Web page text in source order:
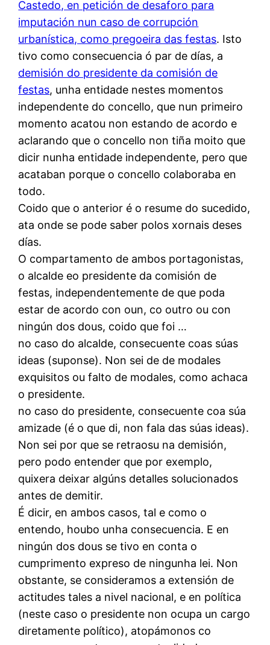
Castedo, en petición de desaforo para
imputación nun caso de corrupción
urbanística, como pregoeira das festas. Isto
tivo como consecuencia ó par de días, a
demisión do presidente da comisión de
festas, unha entidade nestes momentos
independente do concello, que nun primeiro
momento acatou non estando de acordo e
aclarando que o concello non tiña moito que
dicir nunha entidade independente, pero que
acataban porque o concello colaboraba en
todo.
Coido que o anterior é o resume do sucedido,
ata onde se pode saber polos xornais deses
días.
O compartamento de ambos portagonistas,
o alcalde eo presidente da comisión de
festas, independentemente de que poda
estar de acordo con oun, co outro ou con
ningún dos dous, coido que foi …
no caso do alcalde, consecuente coas súas
ideas (suponse). Non sei de de modales
exquisitos ou falto de modales, como achaca
o presidente.
no caso do presidente, consecuente coa súa
amizade (é o que di, non fala das súas ideas).
Non sei por que se retraosu na demisión,
pero podo entender que por exemplo,
quixera deixar algúns detalles solucionados
antes de demitir.
É dicir, en ambos casos, tal e como o
entendo, houbo unha consecuencia. E en
ningún dos dous se tivo en conta o
cumprimento expreso de ningunha lei. Non
obstante, se consideramos a extensión de
actitudes tales a nivel nacional, e en política
(neste caso o presidente non ocupa un cargo
diretamente político), atopámonos co